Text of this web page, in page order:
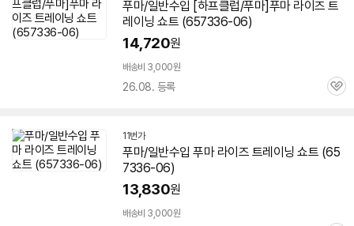
푸마/일반수입 [하프클럽/푸마]푸마 라이즈 트
레이닝 쇼트 (657336-06)
14,720원
배송비 3,000원
26.08. 등록
관
11번가
푸마/일반수입 푸마 라이즈 트레이닝 쇼트 (65
7336-06)
13,830원
배송비 3,000원